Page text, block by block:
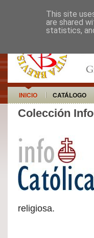
INICIO CATÁLOGO
Colección
religiosa.
This site
are shared
statistics,